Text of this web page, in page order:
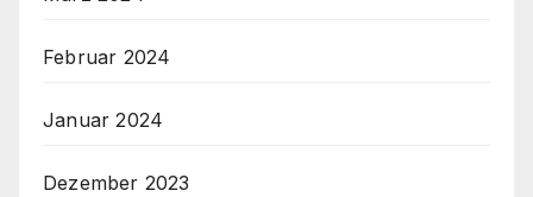
Februar 2024
Januar 2024
Dezember 2023